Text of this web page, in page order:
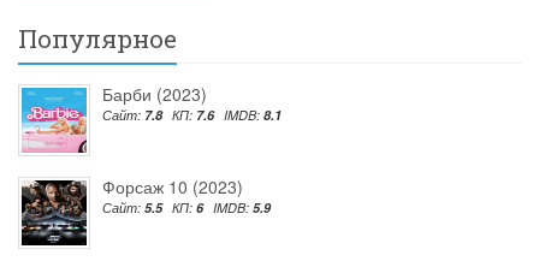
Популярное
Барби (2023)
Сайт: 7.8 КП: 7.6 IMDB: 8.1
Форсаж 10 (2023)
Сайт: 5.5 КП: 6 IMDB: 5.9